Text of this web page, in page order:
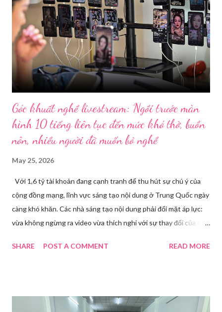
Góc khuất nghề livestream: Ngồi trước màn
hình 10 tiếng liên tục đến mức khó thở, buồn
nôn, nhiều người đã muốn bỏ nghề
May 25, 2026
Với 1,6 tỷ tài khoản đang cạnh tranh để thu hút sự chú ý của
cộng đồng mạng, lĩnh vực sáng tạo nội dung ở Trung Quốc ngày
càng khó khăn. Các nhà sáng tạo nội dung phải đối mặt áp lực:
vừa không ngừng ra video vừa thích nghi với sự thay đổi của các
Huawei tại Hội nghị Di động Thế giới tại Thượng Hải năm 2021.
thay đồ. Chỉ trong vài phút, phòng khách được sắp xếp lại. Hai
SHARE POST A COMMENT READ MORE